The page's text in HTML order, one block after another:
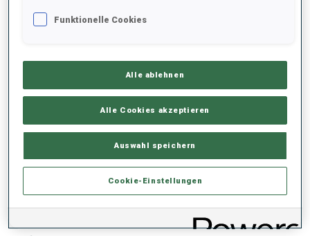
Keine Daten vorhanden
KEINE DATEN VORHANDEN
Funktionelle Cookies
Alle ablehnen
Alle Cookies akzeptieren
Auswahl speichern
Cookie-Einstellungen